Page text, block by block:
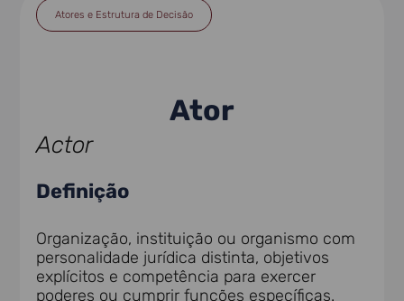
Atores e Estrutura de Decisão
Ator
Actor
Definição
Organização, instituição ou organismo com
personalidade jurídica distinta, objetivos
explícitos e competência para exercer
poderes ou cumprir funções específicas.